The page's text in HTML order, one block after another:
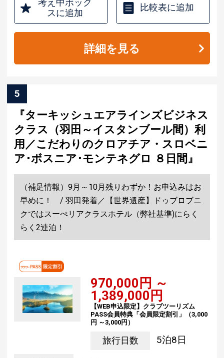
考え中ボック
スに追加
比較表に追加
詳細を見る
5
『ターキッシュエアラインズビジネス
クラス（羽田～イスタンブール間）利
用／こだわりのクロアチア・スロベニ
ア･ボスニア･モンテネグロ ８日間』
（補足情報）9月～10月残りわずか！お申込みはお
早めに！ / 羽田発着／【世界遺産】ドゥブロブニ
クではスーぺリアクラスホテル（弊社基準)にらく
らく2連泊！
970,000円 ～
1,389,000円
【WEB申込限定】クラブツーリズム
PASS会員特典「会員限定割引」（3,000
円 ～3,000円）
旅行日数 5泊8日